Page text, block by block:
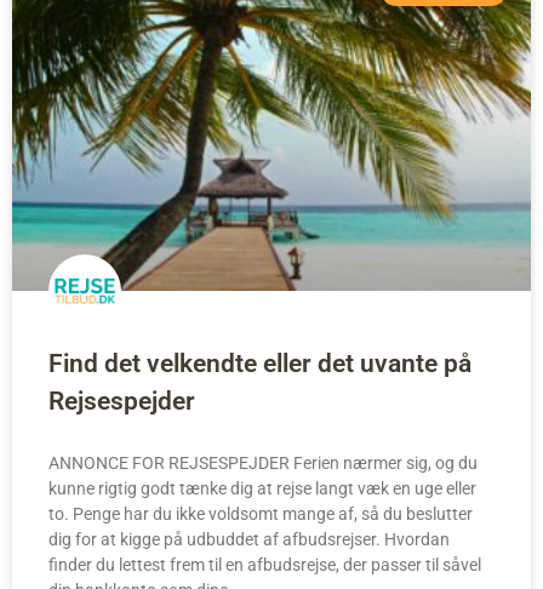
Find det velkendte eller det uvante på
Rejsespejder
ANNONCE FOR REJSESPEJDER Ferien nærmer sig, og du
kunne rigtig godt tænke dig at rejse langt væk en uge eller
to. Penge har du ikke voldsomt mange af, så du beslutter
dig for at kigge på udbuddet af afbudsrejser. Hvordan
finder du lettest frem til en afbudsrejse, der passer til såvel